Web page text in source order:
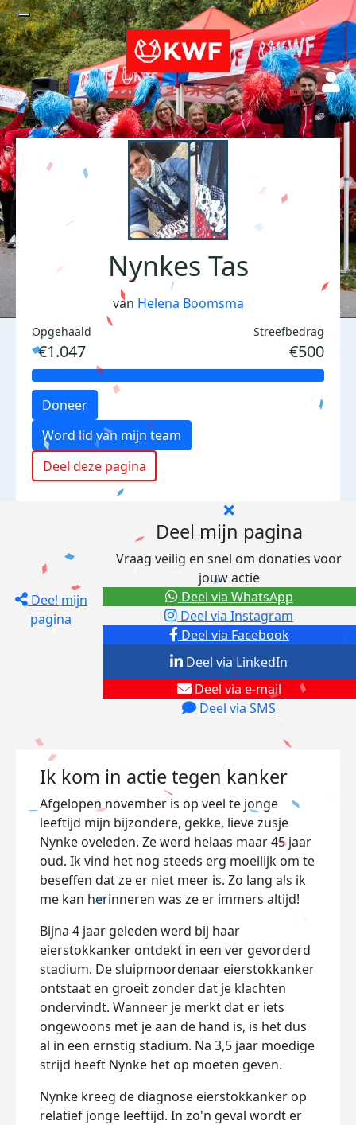
Nynkes Tas
van Helena Boomsma
Opgehaald
€1.047
Streefbedrag
€500
Doneer
Word lid van mijn team
Deel deze pagina
Deel mijn
pagina
Deel mijn pagina
Vraag veilig en snel om donaties voor
jouw actie
Deel via Facebook
Deel via Instagram
Deel via e-mail
Deel via SMS
Deel via LinkedIn
Deel via WhatsApp
Ik kom in actie tegen kanker
Afgelopen november is op veel te jonge
leeftijd mijn bijzondere, gekke, lieve zusje
Nynke oveleden. Ze werd helaas maar 45 jaar
oud. Ik vind het nog steeds erg moeilijk om te
beseffen dat ze er niet meer is. Zo lang als ik
me kan herinneren was ze er immers altijd!
Bijna 4 jaar geleden werd bij haar
eierstokkanker ontdekt in een ver gevorderd
stadium. De sluipmoordenaar eierstokkanker
ontstaat en groeit zonder dat je klachten
ondervindt. Wanneer je merkt dat er iets
ongewoons met je aan de hand is, is het dus
al in een ernstig stadium. Na 3,5 jaar moedige
strijd heeft Nynke het op moeten geven.
Nynke kreeg de diagnose eierstokkanker op
relatief jonge leeftijd. In zo'n geval wordt er